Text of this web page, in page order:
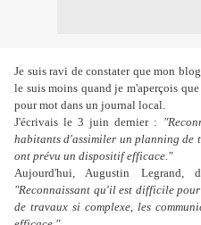
Je suis ravi de constater que mon
le suis moins quand je m'aperçois
pour mot dans un journal local.
J'écrivais le 3 juin dernier :
habitants d'assimiler un planning de
ont prévu un dispositif efficace."
Aujourd'hui, Augustin
"Reconnaissant qu'il est difficile
de travaux si complexe, les